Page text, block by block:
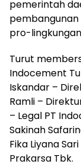
pemerintah
pro-
Turut
Indocement
Iskandar –
Ramli –
– Legal PT
Sakinah
Fika Liyana
Prakarsa Tbk.